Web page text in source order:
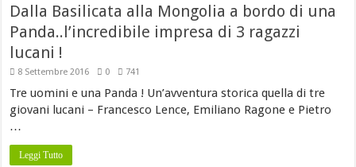
Dalla Basilicata alla Mongolia a bordo di una
Panda..l’incredibile impresa di 3 ragazzi
lucani !
8 Settembre 2016 0 741
Tre uomini e una Panda ! Un’avventura storica quella di tre
giovani lucani – Francesco Lence, Emiliano Ragone e Pietro
…
Leggi Tutto